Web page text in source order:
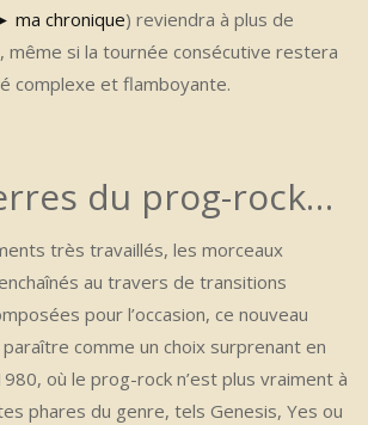
ma chronique) reviendra à plus de
même si la tournée consécutive restera
complexe et flamboyante.
du prog-rock…
très travaillés, les morceaux
au travers de transitions
pour l’occasion, ce nouveau
comme un choix surprenant en
où le prog-rock n’est plus vraiment à
phares du genre, tels Genesis, Yes ou